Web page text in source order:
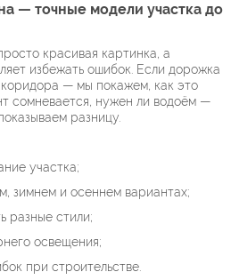
— точные модели участка до
красивая картинка, а
избежать ошибок. Если дорожка
коридора — мы покажем, как это
сомневается, нужен ли водоём —
разницу.
участка;
зимнем и осеннем вариантах;
разные стили;
освещения;
при строительстве.